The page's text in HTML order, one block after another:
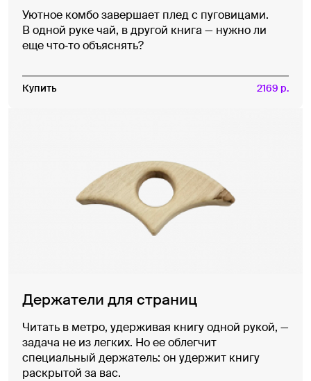
Уютное комбо завершает плед с пуговицами.
В одной руке чай, в другой книга — нужно ли
еще что‑то объяснять?
Купить 2169 р.
Держатели для страниц
Читать в метро, удерживая книгу одной рукой, —
задача не из легких. Но ее облегчит
специальный держатель: он удержит книгу
раскрытой за вас.